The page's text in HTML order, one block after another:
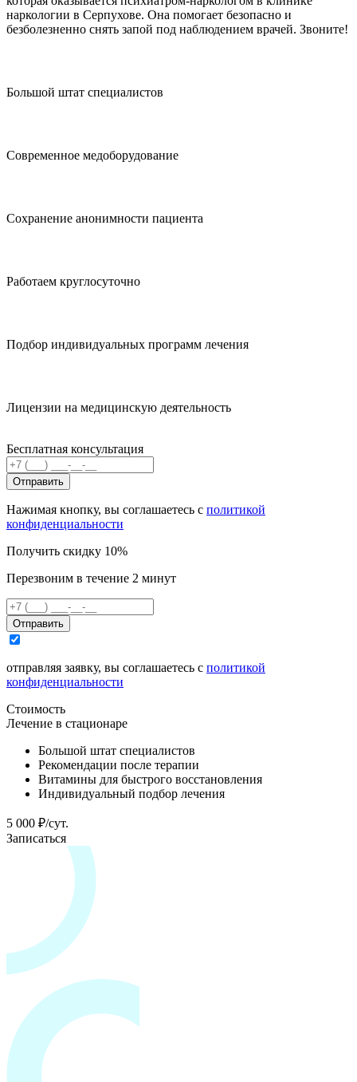
наркологии в Серпухове. Она помогает безопасно и
безболезненно снять запой под наблюдением врачей. Звоните!
Большой штат специалистов
Современное медоборудование
Сохранение анонимности пациента
Работаем круглосуточно
Подбор индивидуальных программ лечения
Лицензии на медицинскую деятельность
Бесплатная консультация
Отправить
Нажимая кнопку, вы соглашаетесь с политикой
конфиденциальности
Получить скидку 10%
Перезвоним в течение 2 минут
Отправить
отправляя заявку, вы соглашаетесь с политикой
конфиденциальности
Стоимость
Лечение в стационаре
Большой штат специалистов
Рекомендации после терапии
Витамины для быстрого восстановления
Индивидуальный подбор лечения
5 000 ₽/сут.
Записаться